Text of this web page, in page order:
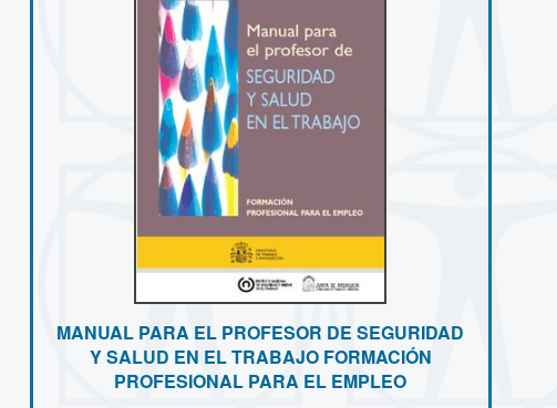
MANUAL PARA EL PROFESOR DE SEGURIDAD
Y SALUD EN EL TRABAJO FORMACIÓN
PROFESIONAL PARA EL EMPLEO